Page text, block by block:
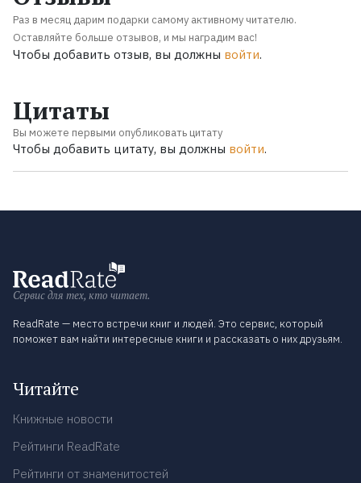
Раз в месяц дарим подарки самому активному читателю.
Оставляйте больше отзывов, и мы наградим вас!
Чтобы добавить отзыв, вы должны войти.
Цитаты
Вы можете первыми опубликовать цитату
Чтобы добавить цитату, вы должны войти.
Сервис для тех, кто читает.
ReadRate — место встречи книг и людей. Это сервис, который
поможет вам найти интересные книги и рассказать о них друзьям.
Читайте
Книжные новости
Рейтинги ReadRate
Рейтинги от знаменитостей